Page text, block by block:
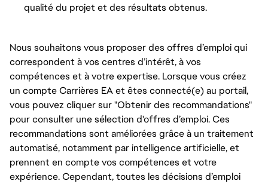
qualité du projet et des résultats obtenus.
Nous souhaitons vous proposer des offres d’emploi qui
correspondent à vos centres d’intérêt, à vos
compétences et à votre expertise. Lorsque vous créez
un compte Carrières EA et êtes connecté(e) au portail,
vous pouvez cliquer sur "Obtenir des recommandations"
pour consulter une sélection d'offres d’emploi. Ces
recommandations sont améliorées grâce à un traitement
automatisé, notamment par intelligence artificielle, et
prennent en compte vos compétences et votre
expérience. Cependant, toutes les décisions d’emploi